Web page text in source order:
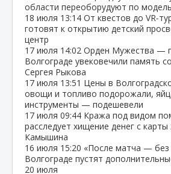
области переоборудуют по
18 июля 13:14 От квестов до
готовят к открытию детский
центр
17 июля 14:02 Орден Мужества —
Волгограде увековечили память
Сергея Рыкова
17 июля 13:51 Цены в
овощи и топливо подорожали,
инструменты — подешевели
17 июля 09:44 Кража под видом
расследует хищение денег с
Камышина
16 июля 15:20 «После матча — без
Волгограде пустят
20 июля